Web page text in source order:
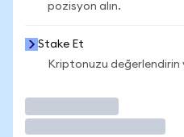
pozisyon alın.
Stake Et
Kriptonuzu değerlendirin